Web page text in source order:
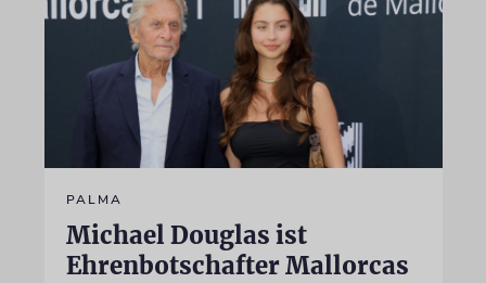
PALMA
Michael Douglas ist
Ehrenbotschafter Mallorcas